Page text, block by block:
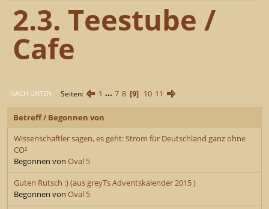
2.3. Teestube /
Cafe
NACH UNTEN Seiten 1 ... 7 8 9 10 11
Betreff/ Begonnen von
Wissenschaftler sagen, es geht: Strom für Deutschland ganz ohne
CO²
Begonnen von Oval 5
Guten Rutsch :) (aus greyTs Adventskalender 2015 )
Begonnen von Oval 5